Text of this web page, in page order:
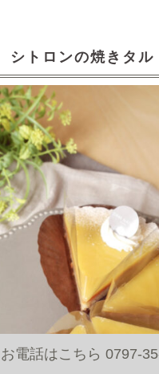
シトロンの焼きタル
お電話はこちら 0797-